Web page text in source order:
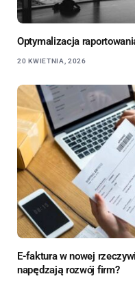
Optymalizacja
20 KWIETNIA, 2026
E-faktura w nowej
napędzają rozwój firm?